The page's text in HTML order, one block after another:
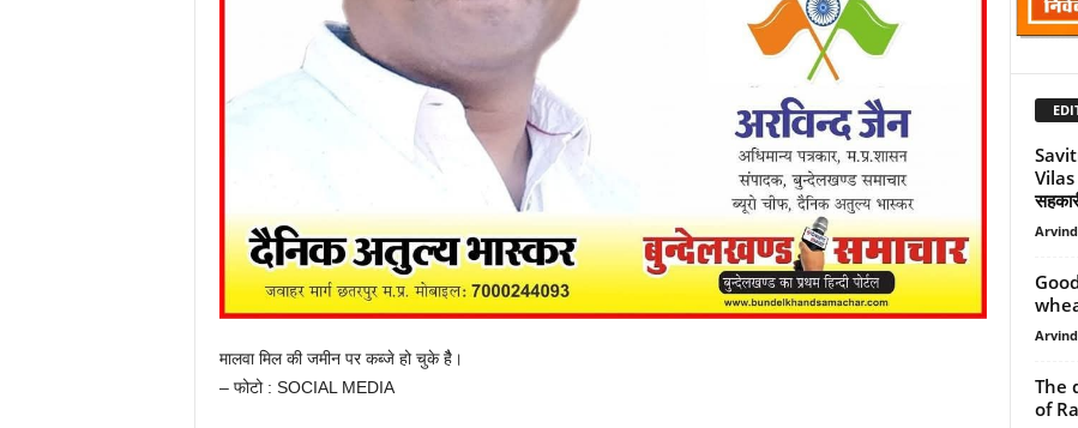
मालवा मिल की जमीन पर कब्जे हो चुके हैै।
– फोटो : SOCIAL MEDIA
Vilas
The
of